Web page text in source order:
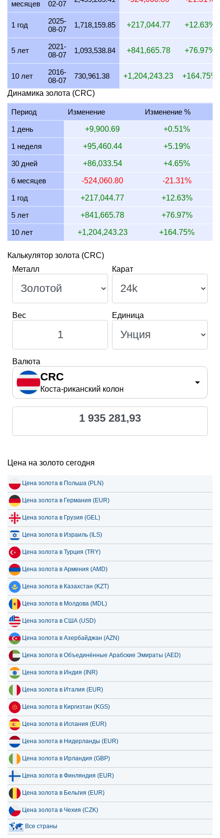
20 июля 2026
19 июля 2026 1,820,489.42 58,528.73 53,612.32
18 июля 2026 1,820,489.42
17 июля 2026
16 июля 2026 1,810,410.64 58,204.70 53,315.51
15 июля 2026 1,845,350.11
14 июля 2026 1,851,361.00 59,521.26 54,521.47
13 июля 2026 1,823,345.41 53,696.43
12 июля 2026 1,873,946.43 55,186.60
11 июля 2026 1,873,946.43 55,186.60
10 июля 2026 1,864,887.01 59,956.12 54,919.80
9 июля 2026 1,879,420.76 60,423.38 55,347.81
месяцев
02-07
1 год
2025-
08-07
1,718,159.85 +217,044.77 +12.63%
5 лет
2021-
08-07
1,093,538.84 +841,665.78 +76.97%
10 лет
2016-
08-07
730,961.38 +1,204,243.23 +164.75%
Динамика золота (CRC)
Период Изменение Изменение %
1 день +9,900.69 +0.51%
1 неделя +95,460.44 +5.19%
30 дней +86,033.54 +4.65%
6 месяцев -524,060.80 -21.31%
1 год +217,044.77 +12.63%
5 лет +841,665.78 +76.97%
10 лет +1,204,243.23 +164.75%
Калькулятор золота (CRC)
Металл
Карат
Вес Единица
Валюта
CRC
Коста-риканский колон
1 935 281,93
Цена на золото сегодня
Цена золота в Польша (PLN)
Цена золота в Германия (EUR)
Цена золота в Грузия (GEL)
Цена золота в Израиль (ILS)
Цена золота в Турция (TRY)
Цена золота в Армения (AMD)
Цена золота в Казахстан (KZT)
Цена золота в Молдова (MDL)
Цена золота в США (USD)
Цена золота в Азербайджан (AZN)
Цена золота в Объединённые Арабские Эмираты (AED)
Цена золота в Индия (INR)
Цена золота в Италия (EUR)
Цена золота в Киргизтан (KGS)
Цена золота в Испания (EUR)
Цена золота в Нидерланды (EUR)
Цена золота в Ирландия (GBP)
Цена золота в Финляндия (EUR)
Цена золота в Бельгия (EUR)
Цена золота в Чехия (CZK)
Все страны